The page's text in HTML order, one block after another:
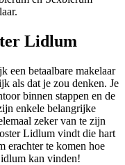
Lidlum
een betaalbare makelaar
als dat je zou denken. Je
binnen stappen en de
enkele belangrijke
zeker van te zijn
Lidlum vindt die hart
erachter te komen hoe
kan vinden!